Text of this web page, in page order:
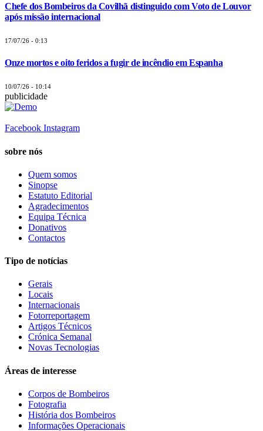
Chefe dos Bombeiros da Covilhã distinguido com Voto de Louvor
após missão internacional
17/07/26 - 0:13
Onze mortos e oito feridos a fugir de incêndio em Espanha
10/07/26 - 10:14
publicidade
Facebook Instagram
sobre nós
Quem somos
Sinopse
Estatuto Editorial
Agradecimentos
Equipa Técnica
Donativos
Contactos
Tipo de notícias
Gerais
Locais
Internacionais
Fotorreportagem
Artigos Técnicos
Crónica Semanal
Novas Tecnologias
Áreas de interesse
Corpos de Bombeiros
Fotografia
História dos Bombeiros
Informações Operacionais